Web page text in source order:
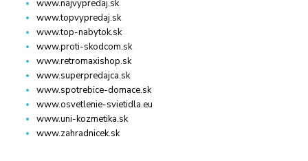
www.najvypredaj.sk
www.topvypredaj.sk
www.top-nabytok.sk
www.proti-skodcom.sk
www.retromaxishop.sk
www.superpredajca.sk
www.spotrebice-domace.sk
www.osvetlenie-svietidla.eu
www.uni-kozmetika.sk
www.zahradnicek.sk